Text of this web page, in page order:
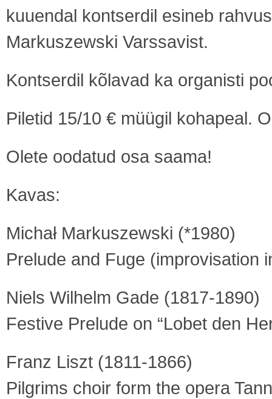
kuuendal kontserdil esineb
Markuszewski Varssavist.
Kontserdil kõlavad ka organisti
Piletid 15/10 € müügil kohapeal.
Olete oodatud osa saama!
Kavas:
Michał Markuszewski (*1980)
Prelude and Fuge (improvisation
Niels Wilhelm Gade (1817-1890)
Festive Prelude on “Lobet den
Franz Liszt (1811-1866)
Pilgrims choir form the opera